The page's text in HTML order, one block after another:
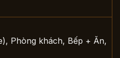
Phòng khách, Bếp + Ăn,